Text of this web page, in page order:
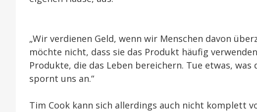
„Wir verdienen Geld, wenn wir Menschen davon
möchte nicht, dass sie das Produkt häufig
Produkte, die das Leben bereichern. Tue etwas,
spornt uns an.“
Tim Cook kann sich allerdings auch nicht komplett